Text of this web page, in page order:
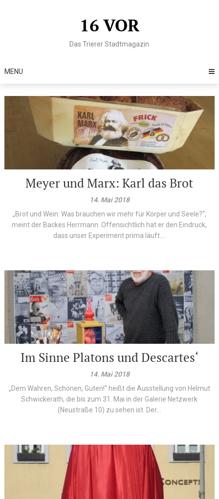
16 VOR
Das Trierer Stadtmagazin
MENU
Meyer und Marx: Karl das Brot
14. Mai 2018
„Brot und Wein: Was brauchen wir mehr für Körper und Seele?“,
meint der Backes Herrmann. Offensichtlich hat er den Eindruck,
dass unser Experiment prima läuft....
Im Sinne Platons und Descartes‘
14. Mai 2018
„Dem Wahren, Schönen, Guten!“ heißt die Ausstellung von Helmut
Schwickerath, die bis zum 31. Mai in der Galerie Netzwerk
(Neustraße 10) zu sehen ist. Der...